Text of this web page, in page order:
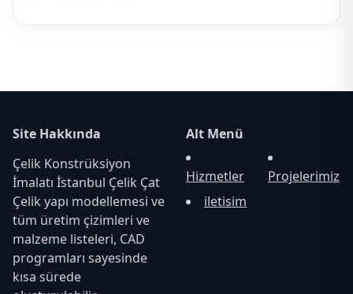
Site Hakkında
Çelik Konstrüksiyon
İmalatı İstanbul Çelik Çat
Çelik yapı modellemesi ve
tüm üretim çizimleri ve
malzeme listeleri, CAD
programları sayesinde
kısa sürede
Alt Menü
Hizmetler
Projelerimiz
iletisim